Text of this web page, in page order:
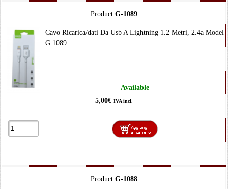
Product G-1089
Cavo Ricarica/dati Da Usb A Lightning 1.2 Metri, 2.4a Model
G 1089
Available
5,00€ IVA incl.
Product G-1088